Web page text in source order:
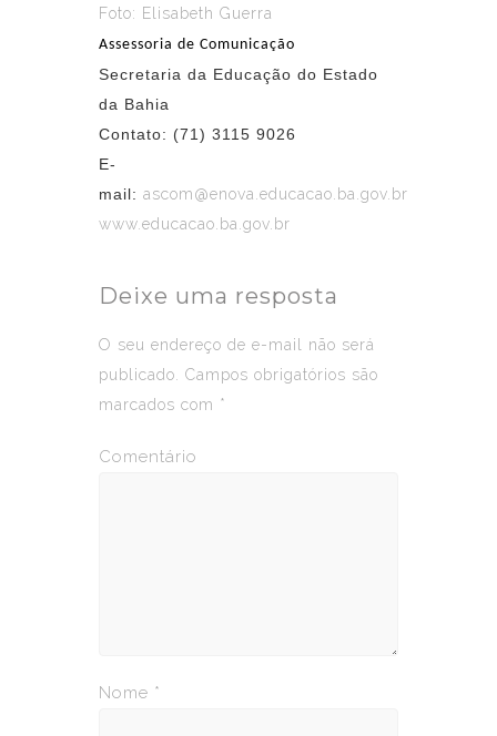
Foto: Elisabeth Guerra
Assessoria de Comunicação
Secretaria da Educação do Estado
da Bahia
Contato: (71) 3115 9026
E-
mail: ascom@enova.educacao.ba.gov.br
www.educacao.ba.gov.br
Deixe uma resposta
O seu endereço de e-mail não será
publicado.
Campos obrigatórios são
marcados com *
Comentário
Nome *